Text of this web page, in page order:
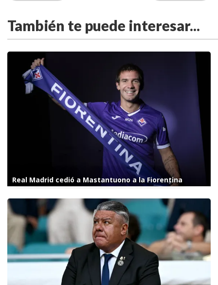
También te puede interesar...
Real Madrid cedió a Mastantuono a la Fiorentina